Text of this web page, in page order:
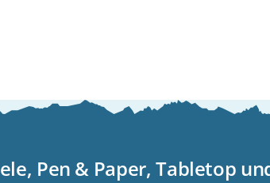
Pen & Paper, Tabletop